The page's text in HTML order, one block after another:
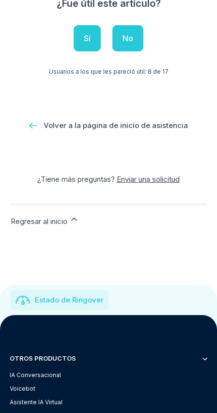
¿Fue útil este artículo?
Sí No
Usuarios a los que les pareció útil: 8 de 17
Volver a la página de inicio de asistencia
¿Tiene más preguntas? Enviar una solicitud
Regresar al inicio
Estado de Ringover
OTROS PRODUCTOS
IA Conversacional
Voicebot
Asistente IA Virtual